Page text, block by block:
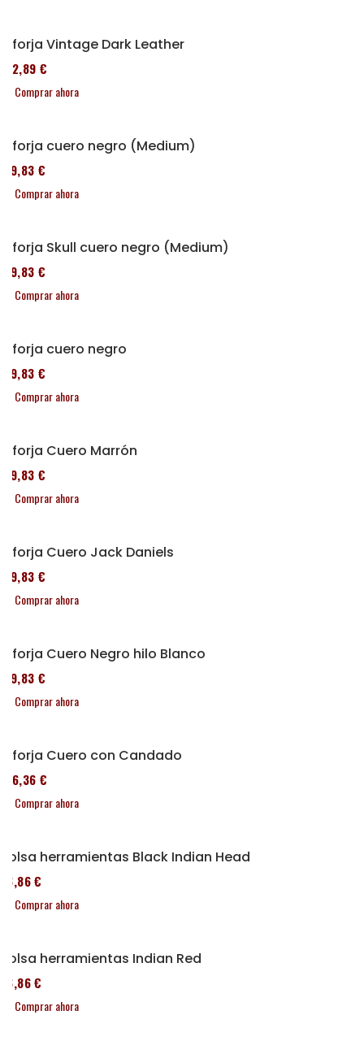
Alforja Vintage Dark Leather
152,89 €
Comprar ahora
Alforja cuero negro (Medium)
119,83 €
Comprar ahora
Alforja Skull cuero negro (Medium)
119,83 €
Comprar ahora
Alforja cuero negro
119,83 €
Comprar ahora
Alforja Cuero Marrón
119,83 €
Comprar ahora
Alforja Cuero Jack Daniels
119,83 €
Comprar ahora
Alforja Cuero Negro hilo Blanco
119,83 €
Comprar ahora
Alforja Cuero con Candado
136,36 €
Comprar ahora
Bolsa herramientas Black Indian Head
76,86 €
Comprar ahora
Bolsa herramientas Indian Red
76,86 €
Comprar ahora